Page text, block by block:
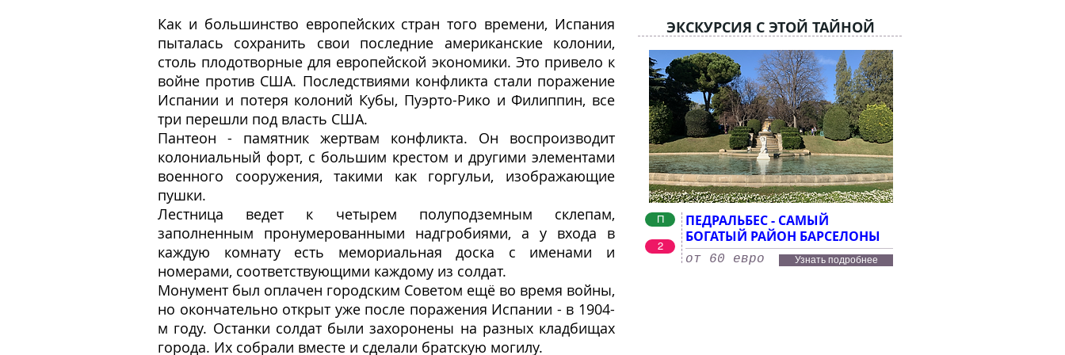
Как и большинство европейских стран того времени, Испания
пыталась сохранить свои последние американские колонии,
столь плодотворные для европейской экономики. Это привело к
войне против США. Последствиями конфликта стали поражение
Испании и потеря колоний Кубы, Пуэрто-Рико и Филиппин, все
три перешли под власть США.
Пантеон - памятник жертвам конфликта. Он воспроизводит
колониальный форт, с большим крестом и другими элементами
военного сооружения, такими как горгульи, изображающие
пушки.
Лестница ведет к четырем полуподземным склепам,
заполненным пронумерованными надгробиями, а у входа в
каждую комнату есть мемориальная доска с именами и
номерами, соответствующими каждому из солдат.
Монумент был оплачен городским Советом ещё во время войны,
но окончательно открыт уже после поражения Испании - в 1904-
м году. Останки солдат были захоронены на разных кладбищах
города. Их собрали вместе и сделали братскую могилу.
ЭКСКУРСИЯ С ЭТОЙ ТАЙНОЙ
П
2
ПЕДРАЛЬБЕС - САМЫЙ
БОГАТЫЙ РАЙОН БАРСЕЛОНЫ
от 60 евро Узнать подробнее